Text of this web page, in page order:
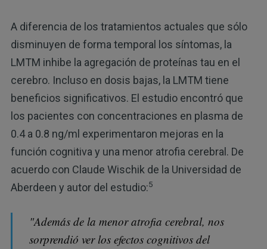
A diferencia de los tratamientos actuales que sólo
disminuyen de forma temporal los síntomas, la
LMTM inhibe la agregación de proteínas tau en el
cerebro. Incluso en dosis bajas, la LMTM tiene
beneficios significativos. El estudio encontró que
los pacientes con concentraciones en plasma de
0.4 a 0.8 ng/ml experimentaron mejoras en la
función cognitiva y una menor atrofia cerebral. De
acuerdo con Claude Wischik de la Universidad de
Aberdeen y autor del estudio:5
"Además de la menor atrofia cerebral, nos
sorprendió ver los efectos cognitivos del